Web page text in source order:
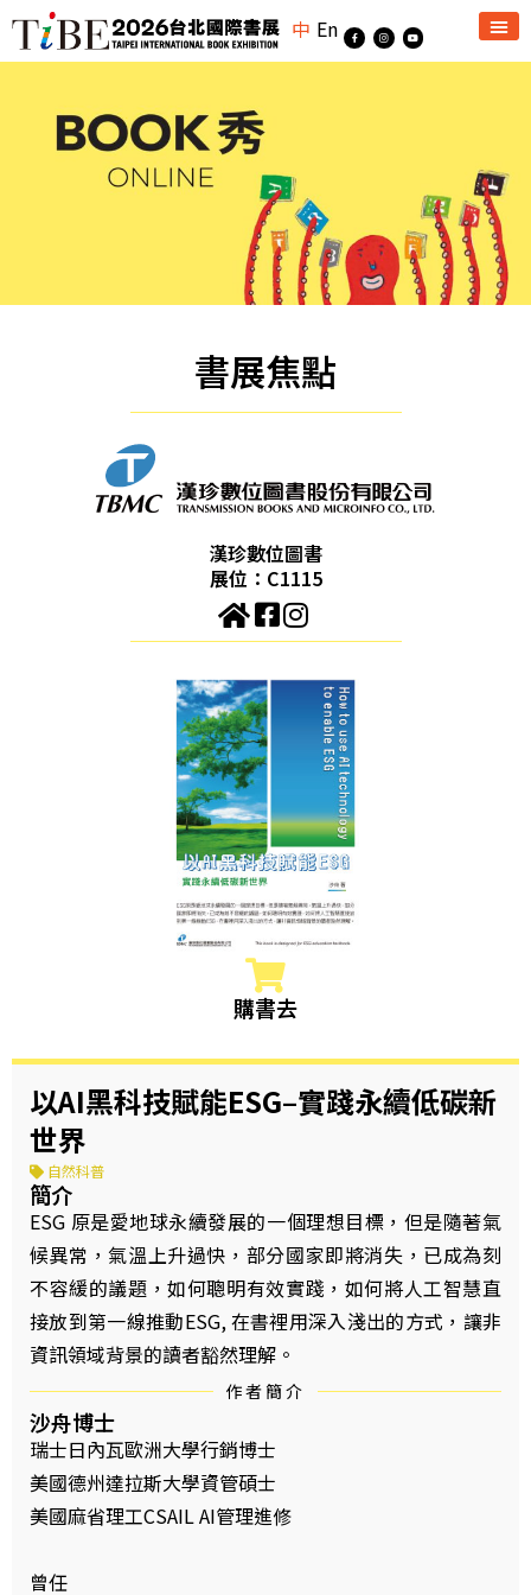
中 En
書展焦點
漢珍數位圖書
展位：C1115
購書去
以AI黑科技賦能ESG–實踐永續低碳新
世界
自然科普
簡介
ESG 原是愛地球永續發展的一個理想目標，但是隨著氣
候異常，氣溫上升過快，部分國家即將消失，已成為刻
不容緩的議題，如何聰明有效實踐，如何將人工智慧直
接放到第一線推動ESG, 在書裡用深入淺出的方式，讓非
資訊領域背景的讀者豁然理解。
作者簡介
沙舟博士
瑞士日內瓦歐洲大學行銷博士
美國德州達拉斯大學資管碩士
美國麻省理工CSAIL AI管理進修
曾任